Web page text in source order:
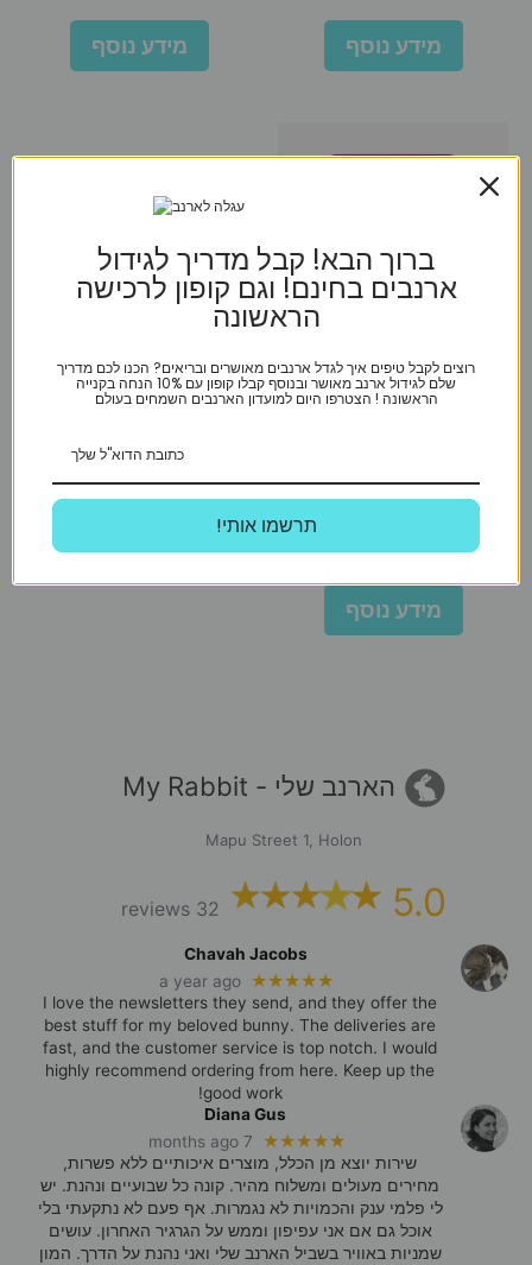
מידע נוסף
₪68.
₪63.מידע נוסף
אזל מן המלאי
של ורסלה לגה – לורו פארק – 2.5
₪99
מידע נוסף
הארנב שלי - My Rabbit
Mapu Street 1, Holon
5.0
32 reviews
Chavah Jacobs
★★★★★
a year ago
I love the newsletters they send, and they offer the
best stuff for my beloved bunny. The deliveries are
fast, and the customer service is top notch. I would
highly recommend ordering from here. Keep up the
good work!
Diana Gus
★★★★★
7 months ago
שירות יוצא מן הכלל, מוצרים איכותיים ללא פשרות,
מחירים מעולים ומשלוח מהיר. קונה כל שבועיים ונהנת. יש
לי פלמי ענק והכמויות לא נגמרות. אף פעם לא נתקעתי בלי
אוכל גם אם אני עפיפון וממש על הגרגיר האחרון. עושים
שמניות באוויר בשביל הארנב שלי ואני נהנת על הדרך. המון
ברוך הבא! קבל מדריך לגידול
ארנבים בחינם! וגם קופון לרכישה
הראשונה
רוצים לקבל טיפים איך לגדל ארנבים מאושרים ובריאים? הכנו לכם מדריך
שלם לגידול ארנב מאושר ובנוסף קבלו קופון עם 10% הנחה בקנייה
הראשונה ! הצטרפו היום למועדון הארנבים השמחים בעולם
!תרשמו אותי